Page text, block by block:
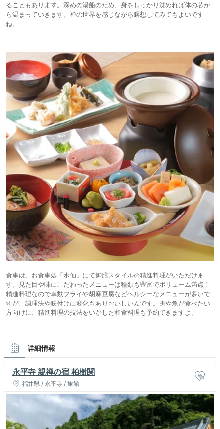
ることもあります。深めの湯船のため、身をしっかり沈めれば体の芯か
ら温まっていきます。禅の世界を感じながら瞑想してみてもよいです
ね。
食事は、お食事処「水仙」にて御膳スタイルの精進料理がいただけま
す。見た目や味にこだわったメニューは種類も豊富でボリューム満点！
精進料理なので車麩フライや胡麻豆腐などヘルシーなメニューが多いで
すが、調理法や味付けに変化もありおいしいんです。肉や魚が食べたい
方向けに、精進料理の技法をいかした和食料理も予約できますよ。
詳細情報
永平寺 親禅の宿 柏樹関
福井県 / 永平寺 / 旅館